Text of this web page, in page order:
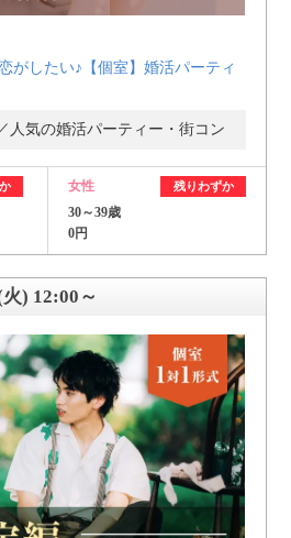
がしたい♪【個室】婚活パーティ
人気の婚活パーティー・街コン
女性 残りわずか
30～39歳
0円
) 12:00～